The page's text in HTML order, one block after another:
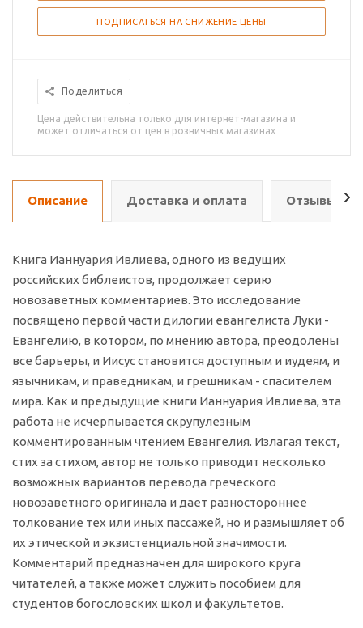
ПОДПИСАТЬСЯ НА СНИЖЕНИЕ ЦЕНЫ
Поделиться
Цена действительна только для интернет-магазина и
может отличаться от цен в розничных магазинах
Описание Доставка и оплата Отзывы о
Книга Ианнуария Ивлиева, одного из ведущих
российских библеистов, продолжает серию
новозаветных комментариев. Это исследование
посвящено первой части дилогии евангелиста Луки -
Евангелию, в котором, по мнению автора, преодолены
все барьеры, и Иисус становится доступным и иудеям, и
язычникам, и праведникам, и грешникам - спасителем
мира. Как и предыдущие книги Ианнуария Ивлиева, эта
работа не исчерпывается скрупулезным
комментированным чтением Евангелия. Излагая текст,
стих за стихом, автор не только приводит несколько
возможных вариантов перевода греческого
новозаветного оригинала и дает разностороннее
толкование тех или иных пассажей, но и размышляет об
их этической и экзистенциальной значимости.
Комментарий предназначен для широкого круга
читателей, а также может служить пособием для
студентов богословских школ и факультетов.